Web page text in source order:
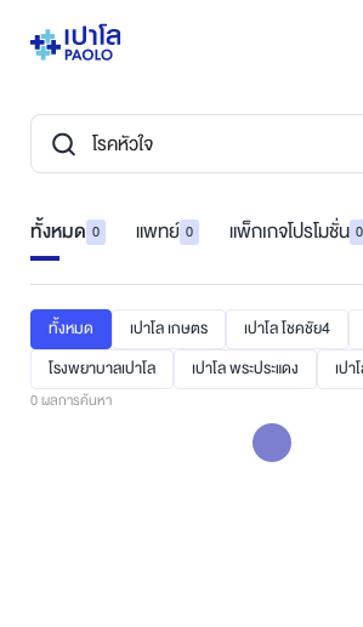
ทั้งหมด 0 แพทย์ 0 แพ็กเกจโปรโมชั่น 0
ทั้งหมด เปาโล เกษตร เปาโล โชคชัย4
โรงพยาบาลเปาโล
เปาโล พระประแดง เปา
0ผลการค้นหา